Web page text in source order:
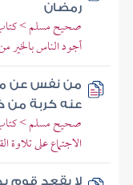
رمضان
صحيح مسلم > كتاب
أجود الناس بالخير
من نفس عن
عنه كربة من
صحيح مسلم > كتاب
الاجتماع على تلاوة
لا يقعد قوم